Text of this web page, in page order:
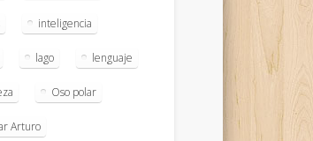
inteligencia
lago lenguaje
Oso polar
Arturo